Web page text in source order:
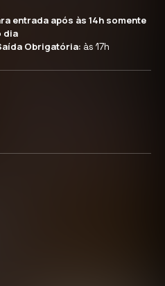
entrada após às 14h somente
dia
Obrigatória: às 17h